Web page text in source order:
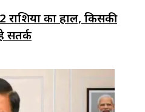
का हाल, किसकी
सतर्क